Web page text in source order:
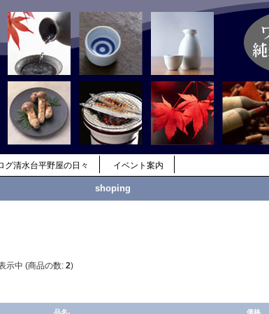
グ清水台平野屋の日々 イベント案内
shoping
示中 (商品の数: 2)
品名- 価格